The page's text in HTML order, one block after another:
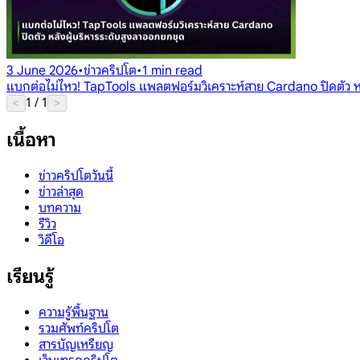
3 June 2026•ข่าวคริปโต•1 min read
แบกต่อไม่ไหว! TapTools แพลตฟอร์มวิเคราะห์สาย Cardano ปิดตัว
< 1 / 1 >
เนื้อหา
ข่าวคริปโตวันนี้
ข่าวล่าสุด
บทความ
รีวิว
วิดีโอ
เรียนรู้
ความรู้พื้นฐาน
รวมศัพท์คริปโต
สารบัญเหรียญ